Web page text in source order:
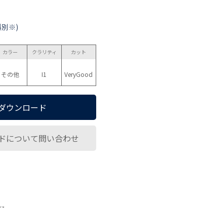
別※)
カラー
その他
クラリティ
I1
カット
VeryGood
ウンロード
について問い合わせ